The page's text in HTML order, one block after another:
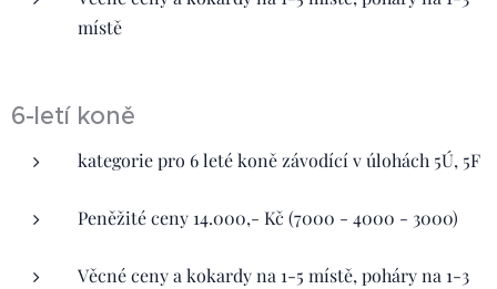
místě
6-letí koně
kategorie pro 6 leté koně závodící v úlohách 5Ú, 5F
Peněžité ceny 14.000,- Kč (7000 - 4000 - 3000)
Věcné ceny a kokardy na 1-5 místě, poháry na 1-3